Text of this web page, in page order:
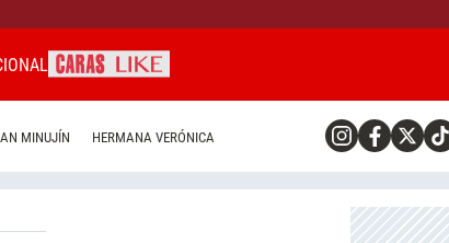
MINUJÍN HERMANA VERÓNICA